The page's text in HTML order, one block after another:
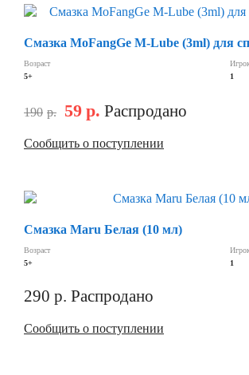
Смазка MoFangGe M-Lube (3ml) для
Возраст
5+
1
190 р. 59 р. Распродано
Сообщить о поступлении
Смазка Maru Белая (10 мл)
Возраст
5+
1
290 р. Распродано
Сообщить о поступлении